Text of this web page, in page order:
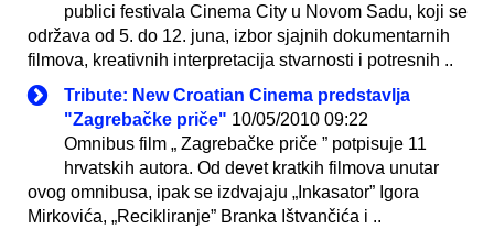
publici festivala Cinema City u Novom Sadu, koji se
održava od 5. do 12. juna, izbor sjajnih dokumentarnih
filmova, kreativnih interpretacija stvarnosti i potresnih ..
Tribute: New Croatian Cinema predstavlja
"Zagrebačke priče" 10/05/2010 09:22
Omnibus film „ Zagrebačke priče ” potpisuje 11
hrvatskih autora. Od devet kratkih filmova unutar
ovog omnibusa, ipak se izdvajaju „Inkasator” Igora
Mirkovića, „Recikliranje” Branka Ištvančića i ..